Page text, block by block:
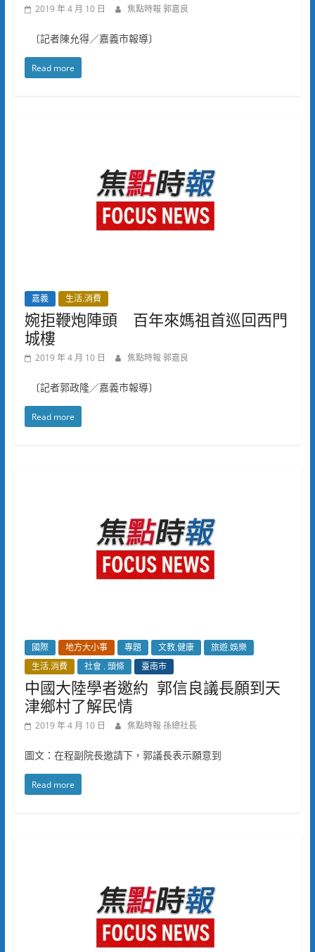
2019 年 4 月 10 日 焦點時報 郭嘉良
〔記者陳允得／嘉義市報導〕
Read more
嘉義 生活.消費
婉拒鞭炮陣頭 百年來媽祖首巡回西門
城樓
2019 年 4 月 10 日 焦點時報 郭嘉良
〔記者郭政隆／嘉義市報導〕
Read more
國際 地方大小事 專題 文教.健康
旅遊.娛樂
生活.消費
社會 . 頭條 臺南市
中國大陸學者邀約 郭信良議長願到天
津鄉村了解民情
2019 年 4 月 10 日 焦點時報 孫總社長
圖文：在程副院長邀請下，郭議長表示願意到
Read more